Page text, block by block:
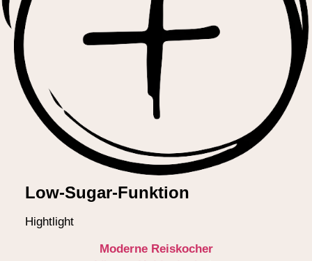
Low-Sugar-Funktion
Hightlight
Moderne Reiskocher